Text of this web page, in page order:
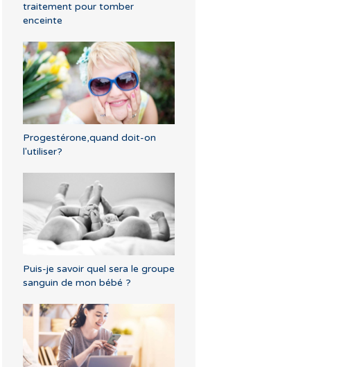
traitement pour tomber
enceinte
Progestérone,quand doit-on
l'utiliser?
Puis-je savoir quel sera le groupe
sanguin de mon bébé ?